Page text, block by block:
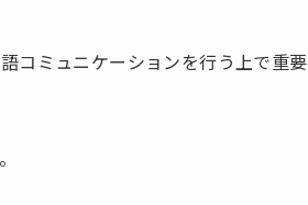
コミュニケーションを行う上で重要